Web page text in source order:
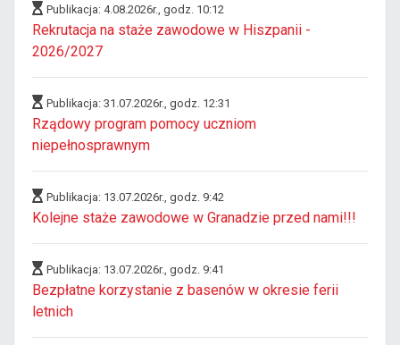
Publikacja: 4.08.2026r., godz. 10:12
Rekrutacja na staże zawodowe w Hiszpanii -
2026/2027
Publikacja: 31.07.2026r., godz. 12:31
Rządowy program pomocy uczniom
niepełnosprawnym
Publikacja: 13.07.2026r., godz. 9:42
Kolejne staże zawodowe w Granadzie przed nami!!!
Publikacja: 13.07.2026r., godz. 9:41
Bezpłatne korzystanie z basenów w okresie ferii
letnich